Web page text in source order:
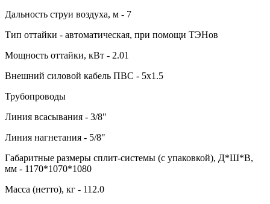
Дальность струи воздуха, м - 7
Тип оттайки - автоматическая, при помощи ТЭНов
Мощность оттайки, кВт - 2.01
Внешний силовой кабель ПВС - 5х1.5
Трубопроводы
Линия всасывания - 3/8"
Линия нагнетания - 5/8"
Габаритные размеры сплит-системы (с упаковкой), Д*Ш*В,
мм - 1170*1070*1080
Масса (нетто), кг - 112.0